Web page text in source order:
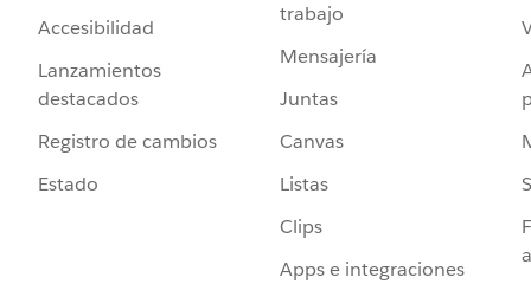
Accesibilidad
Lanzamientos
destacados
Registro de cambios
Estado
trabajo
Mensajería
Juntas
Canvas
Listas
Clips
Apps e integraciones